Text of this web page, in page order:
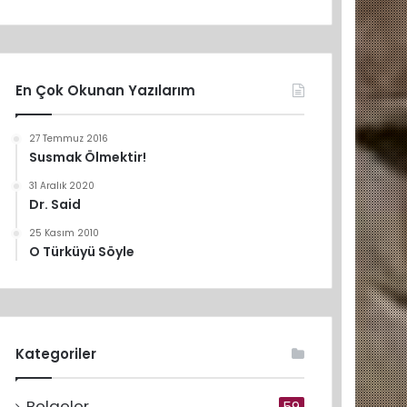
En Çok Okunan Yazılarım
27 Temmuz 2016
Susmak Ölmektir!
31 Aralık 2020
Dr. Said
25 Kasım 2010
O Türküyü Söyle
Kategoriler